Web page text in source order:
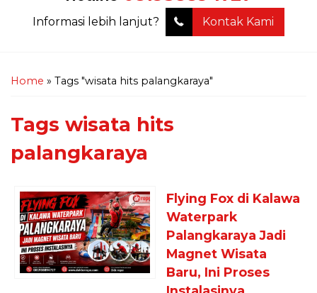
Informasi lebih lanjut? Kontak Kami
Home » Tags "wisata hits palangkaraya"
Tags wisata hits
palangkaraya
Flying Fox di Kalawa
Waterpark
Palangkaraya Jadi
Magnet Wisata
Baru, Ini Proses